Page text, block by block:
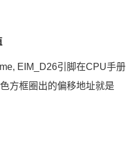
EIM_D26引脚在CPU手册
方框圈出的偏移地址就是